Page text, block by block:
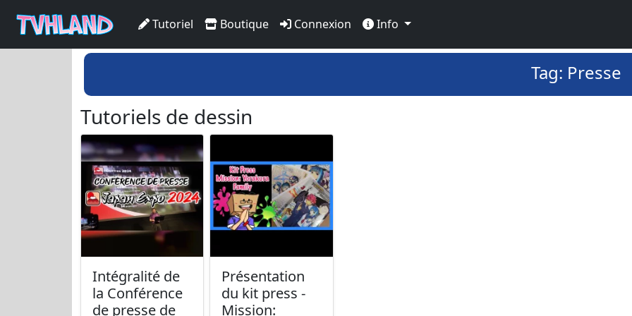
Tutoriel Boutique Connexion Info
Tag: Presse
Tutoriels de dessin
Intégralité de
la Conférence
de presse de
Présentation
du kit press -
Mission: